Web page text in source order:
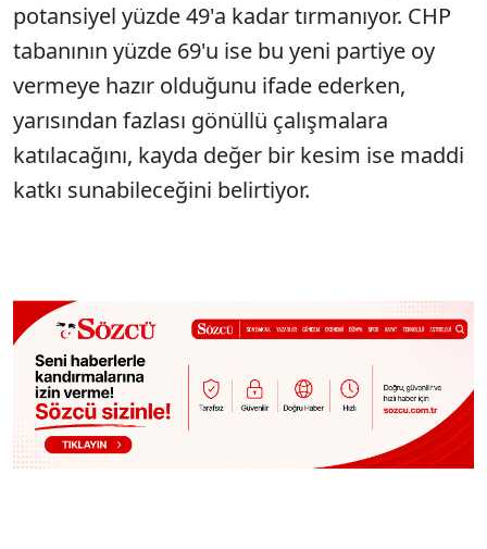
potansiyel yüzde 49'a kadar tırmanıyor. CHP
tabanının yüzde 69'u ise bu yeni partiye oy
vermeye hazır olduğunu ifade ederken,
yarısından fazlası gönüllü çalışmalara
katılacağını, kayda değer bir kesim ise maddi
katkı sunabileceğini belirtiyor.